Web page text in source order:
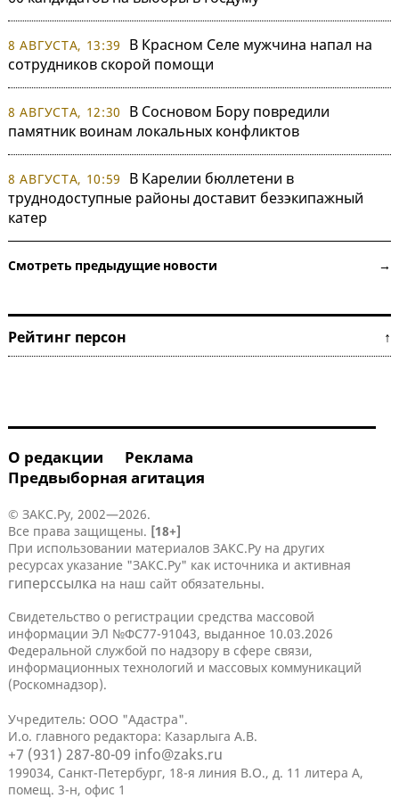
8 АВГУСТА, 13:39
В Красном Селе мужчина напал на
сотрудников скорой помощи
8 АВГУСТА, 12:30
В Сосновом Бору повредили
памятник воинам локальных конфликтов
8 АВГУСТА, 10:59
В Карелии бюллетени в
труднодоступные районы доставит безэкипажный
катер
Смотреть предыдущие новости →
Рейтинг персон ↑
О редакции
Реклама
Предвыборная агитация
© ЗАКС.Ру, 2002—2026.
Все права защищены. [18+]
При использовании материалов ЗАКС.Ру на других
ресурсах указание "ЗАКС.Ру" как источника и активная
гиперссылка на наш сайт обязательны.
Свидетельство о регистрации средства массовой
информации ЭЛ №ФС77-91043, выданное 10.03.2026
Федеральной службой по надзору в сфере связи,
информационных технологий и массовых коммуникаций
(Роскомнадзор).
Учредитель: ООО "Адастра".
И.о. главного редактора: Казарлыга А.В.
+7 (931) 287-80-09 info@zaks.ru
199034, Санкт-Петербург, 18-я линия В.О., д. 11 литера А,
помещ. 3-н, офис 1